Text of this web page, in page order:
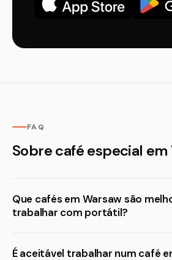
FAQ
Sobre café especial em
Que cafés em Warsaw são
trabalhar com portátil?
É aceitável trabalhar num café